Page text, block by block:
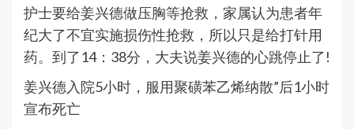
护士要给姜兴德做压胸等抢救，家属认为患者年
纪大了不宜实施损伤性抢救，所以只是给打针用
药。到了14：38分，大夫说姜兴德的心跳停止了!
姜兴德入院5小时，服用聚磺苯乙烯纳散”后1小时
宣布死亡